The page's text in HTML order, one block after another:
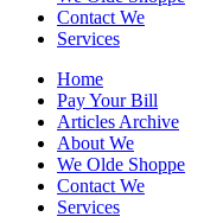
Contact We
Services
Home
Pay Your Bill
Articles Archive
About We
We Olde Shoppe
Contact We
Services